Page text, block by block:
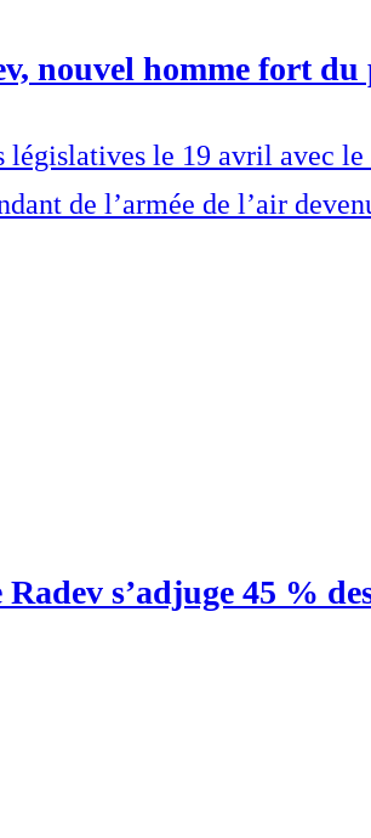
nouvel homme fort
législatives le 19 avril avec
de l’armée de l’air
s’adjuge 45 %